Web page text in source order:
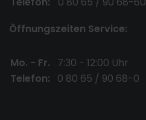
Öffnungszeiten Service:
Mo. - Fr.
7:30 - 12:00 Uhr
Telefon:
0 80 65 / 90 68-0